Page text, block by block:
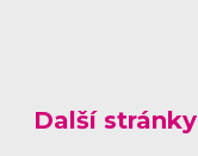
Další stránky